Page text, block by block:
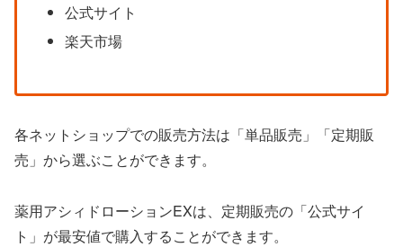
公式サイト
楽天市場
各ネットショップでの販売方法は「単品販売」「定期販
売」から選ぶことができます。
薬用アシィドローションEXは、定期販売の「公式サイ
ト」が最安値で購入することができます。